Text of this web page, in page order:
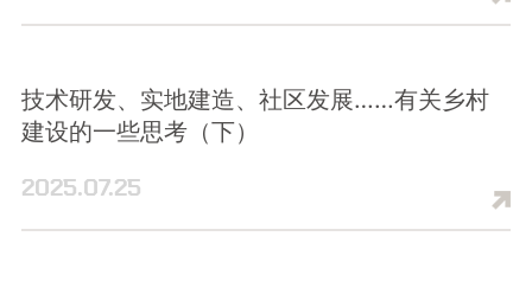
技术研发、实地建造、社区发展……有关乡村
建设的一些思考（下）
2025.07.25